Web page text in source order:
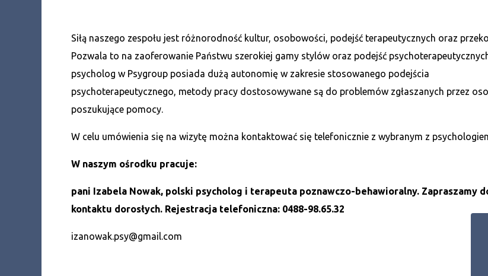
Siłą naszego zespołu jest różnorodność kultur, osobowości, podejść terapeutycznych oraz
Pozwala to na zaoferowanie Państwu szerokiej gamy stylów oraz podejść
psycholog w Psygroup posiada dużą autonomię w zakresie stosowanego podejścia
psychoterapeutycznego, metody pracy dostosowywane są do problemów zgłaszanych przez
poszukujące pomocy.
W celu umówienia się na wizytę można kontaktować się telefonicznie z wybranym z
W naszym ośrodku pracuje:
pani Izabela Nowak, polski psycholog i terapeuta poznawczo-behawioralny. Zapraszamy
kontaktu dorosłych. Rejestracja telefoniczna: 0488-98.65.32
izanowak.psy@gmail.com